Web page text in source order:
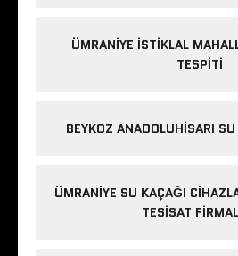
ÜMRANIYE İSTIKLAL
TESPITI
BEYKOZ ANADOLUHISARI
ÜMRANIYE SU KAÇAĞI
TESISAT